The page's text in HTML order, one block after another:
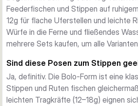
während des Angelns vereinfacht.
Zuverlässigkeit zeigt sich in diesen
verfeinert über Jahrzehnte hinweg
Friedfischens.
Wählt die Tragkraft Eures Sets
und zum Gewicht Eures Equipments.
leichte Rigs über flache Uferstellen bis
Wurfdistanz und Feederfischen – Ihr
Feederfischen und Stippen auf
12g für flache Uferstellen und leichte
Würfe in die Ferne und fließendes
mehrere Sets kaufen, um alle
Sind diese Posen zum Stippen
Ja, definitiv. Die Bolo-Form ist eine
Stippen und Ruten fischen
leichten Tragkräfte (12–18g) eignen